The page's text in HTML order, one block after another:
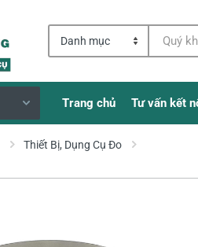
Trang chủ Tư vấn kết
Thiết Bị, Dụng Cụ Đo